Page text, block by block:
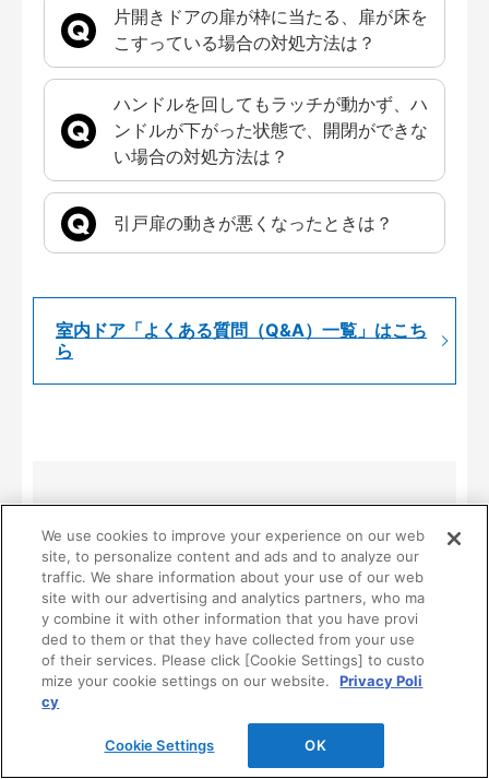
片開きドアの扉が枠に当たる、扉が床を
こすっている場合の対処方法は？
ハンドルを回してもラッチが動かず、ハ
ンドルが下がった状態で、開閉ができな
い場合の対処方法は？
引戸扉の動きが悪くなったときは？
室内ドア「よくある質問（Q&A）一覧」はこち
ら
Webカタログの閲覧・請求は、下記のボタンか
らご依頼いただけます。
Webカタログの閲覧・請求
We use cookies to improve your experience on our web
site, to personalize content and ads and to analyze our
traffic. We share information about your use of our web
site with our advertising and analytics partners, who ma
y combine it with other information that you have provi
ded to them or that they have collected from your use
of their services. Please click [Cookie Settings] to custo
mize your cookie settings on our website.
Privacy Poli
cy
Cookie Settings OK